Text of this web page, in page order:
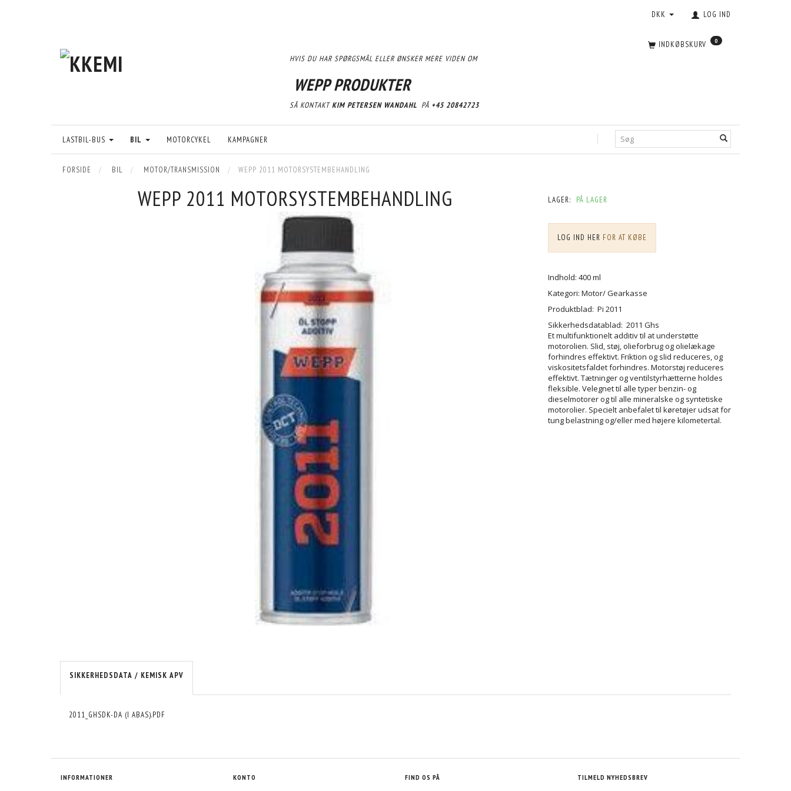
LOG IND
DKK
HVIS DU HAR SPØRGSMÅL ELLER ØNSKER MERE VIDEN OM
WEPP PRODUKTER
SÅ KONTAKTKIM PETERSEN WANDAHL PÅ +45 20842723
INDKØBSKURV 0
LASTBIL-BUS BIL MOTORCYKEL KAMPAGNER
FORSIDE BIL MOTOR/TRANSMISSION WEPP 2011 MOTORSYSTEMBEHANDLING
WEPP 2011 MOTORSYSTEMBEHANDLING LAGER: PÅ LAGER
LOG IND HER FOR AT KØBE
Indhold: 400 ml
Kategori: Motor/ Gearkasse
Produktblad: Pi 2011
Sikkerhedsdatablad: 2011 Ghs
Et multifunktionelt additiv til at understøtte
motorolien. Slid, støj, olieforbrug og olielækage
forhindres effektivt. Friktion og slid reduceres, og
viskositetsfaldet forhindres. Motorstøj reduceres
effektivt. Tætninger og ventilstyrhætterne holdes
fleksible. Velegnet til alle typer benzin- og
dieselmotorer og til alle mineralske og syntetiske
motorolier. Specielt anbefalet til køretøjer udsat for
tung belastning og/eller med højere kilometertal.
SIKKERHEDSDATA / KEMISK APV
2011_GHSDK-DA (I ABAS).PDF
INFORMATIONER KONTO FIND OS PÅ TILMELD NYHEDSBREV